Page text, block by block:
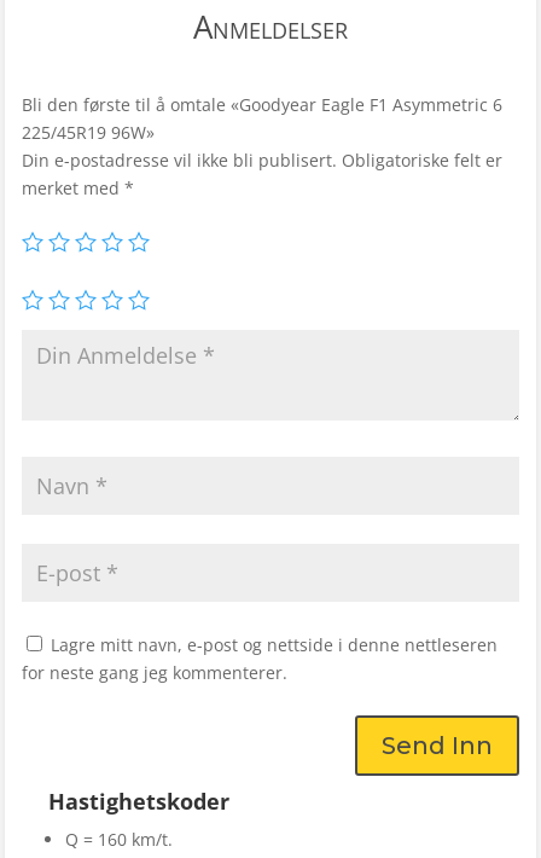
Anmeldelser
Bli den første til å omtale «Goodyear Eagle F1 Asymmetric 6
225/45R19 96W»
Din e-postadresse vil ikke bli publisert. Obligatoriske felt er
merket med *
Lagre mitt navn, e-post og nettside i denne nettleseren
for neste gang jeg kommenterer.
Send Inn
Hastighetskoder
Q = 160 km/t.